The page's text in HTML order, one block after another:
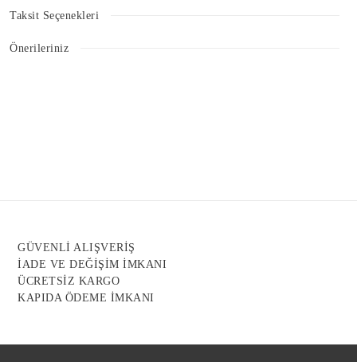
Taksit Seçenekleri
Önerileriniz
Bu ürüne benzer farklı alternatifler olmalı.
GÜVENLİ ALIŞVERİŞ
İADE VE DEĞİŞİM İMKANI
ÜCRETSİZ KARGO
KAPIDA ÖDEME İMKANI